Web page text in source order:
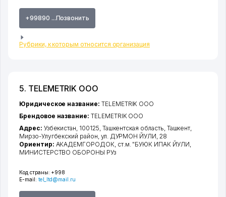
+99890 ...Позвонить
Рубрики, к которым относится организация
5. TELEMETRIK ООО
Код страны: +998
E-mail: tel_ltd@mail.ru
Юридическое название: TELEMETRIK ООО
Брендовое название: TELEMETRIK ООО
Адрес: Узбекистан, 100125, Ташкентская область Ташкент
Мирзо-Улугбекский район ул. ДУРМОН ЙУЛИ , 28
Ориентир: АКАДЕМГОРОДОК, ст.м. "БУЮК ИПАК ЙУЛИ,
МИНИСТЕРСТВО ОБОРОНЫ РУз